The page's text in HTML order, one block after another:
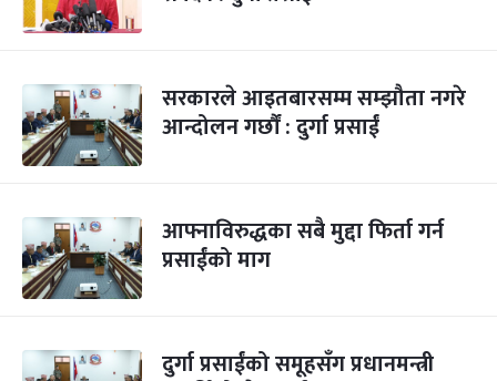
सरकारले आइतबारसम्म सम्झौता नगरे
आन्दोलन गर्छौं : दुर्गा प्रसाईं
आफ्नाविरुद्धका सबै मुद्दा फिर्ता गर्न
प्रसाईंको माग
दुर्गा प्रसाईंको समूहसँग प्रधानमन्त्री